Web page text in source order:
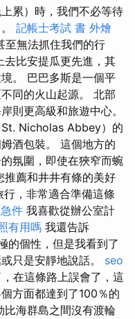
累）時，我們不必等待
記帳士考試 書 外燴
至無法抓住我們的行
比安提瓜更先進，其
。 巴巴多斯是一個平
同的火山起源。 北部
則更高級和旅遊中心。
Nicholas Abbey）的
酒包裝。 這個地方的
氛圍，即使在狹窄而蜿
薦和井井有條的美好
，非常適合準備這條
件 我喜歡從辦公室計
有用嗎 我還告訴
的個性，但是我看到了
只是安靜地說話。 seo
在這條路上誤會了，這
方面都達到了100％的
海群島之間沒有渡輪